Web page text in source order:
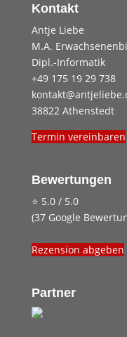
Kontakt
Antje Liebe
M.A.
Dipl.-Informatik
+49 175 19 29 738
38822 Athenstedt
Termin vereinbaren
Bewertungen
⭐ 5.0 / 5.0
(37 Google
Rezension abgeben
Partner